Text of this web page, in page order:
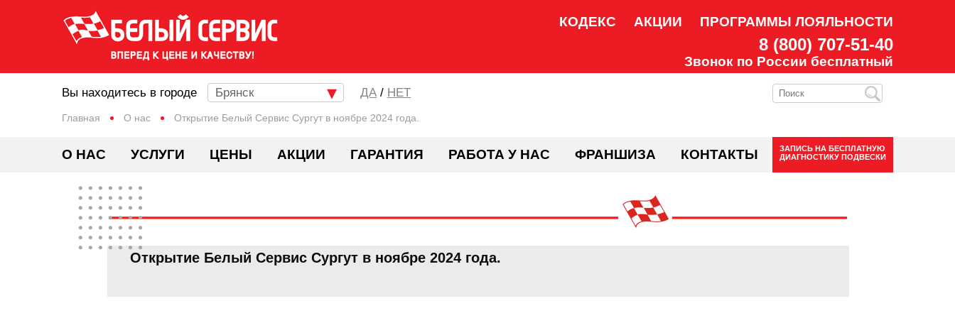
КОДЕКС АКЦИИ ПРОГРАММЫ ЛОЯЛЬНОСТИ
8 (800) 707-51-40
Звонок по России бесплатный
Главная О нас Открытие Белый Сервис Сургут в ноябре 2024 года.
Вы находитесь в городе Брянск / НЕТ
О НАС УСЛУГИ ЦЕНЫ АКЦИИ ГАРАНТИЯ РАБОТА У НАС ФРАНШИЗА КОНТАКТЫ ЗАПИСЬ НА БЕСПЛАТНУЮ
ДИАГНОСТИКУ ПОДВЕСКИ
Открытие Белый Сервис Сургут в ноябре 2024 года.